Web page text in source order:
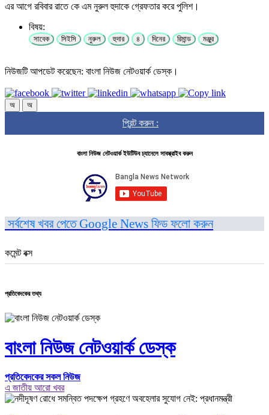
এর আগে রবিবার রাতে কে এম নুরুল হুদাকে গ্রেফতার করে পুলিশ।
বিষয়:
সাবেক সিইসি নুরুল হুদার ৪ দিনের রিমান্ড মঞ্জুর
নিউজটি আপডেট করেছেন: বাংলা নিউজ নেটওয়ার্ক ডেস্ক।
অ অ
প্রিন্ট করুন :
বাংলা নিউজ নেটওয়ার্ক ইউটিউব চ্যানেলে সাবস্ক্রাইব করুন
সর্বশেষ খবর পেতে Google News ফিড ফলো করুন
কমেন্ট বক্স
প্রতিবেদকের তথ্য
বাংলা নিউজ নেটওয়ার্ক ডেস্ক
প্রতিবেদকের সকল নিউজ
এ জাতীয় আরো খবর